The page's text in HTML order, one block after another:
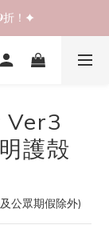
折！✦
折！✦
免運費！✦
Ver3
護殻
公眾期假除外)